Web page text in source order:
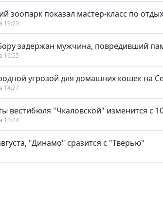
зоопарк показал мастер-класс по
19:23
задержан мужчина, повредивший
16:55
угрозой для домашних кошек на
14:27
вестибюля "Чкаловской" изменится с
11:24
"Динамо" сразится с "Тверью"